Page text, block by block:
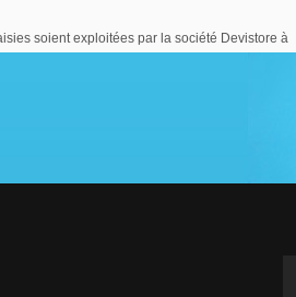
soient exploitées par la société Devistore à